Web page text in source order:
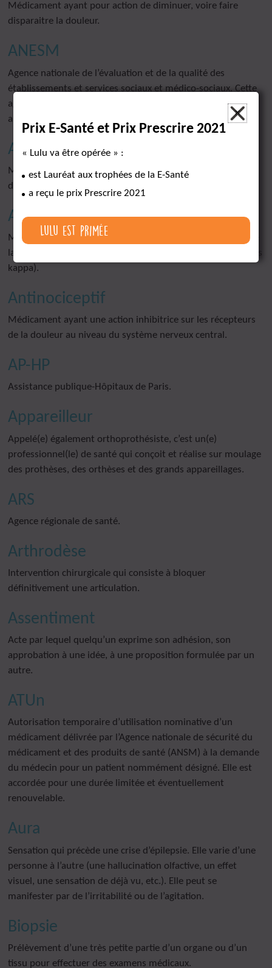
Médicament ayant pour action de diminuer, voire faire
disparaitre la douleur.
ANESM
Agence nationale de l’évaluation et de la qualité des
établissements et services sociaux et médico-sociaux. Cette
agence a fermé en 2018 pour rejoindre la HAS (Haute
autorité de santé).
Antalgique
Médicament ayant pour action de diminuer voir faire
disparaitre la douleur.
Antihyperalgésique
Médicament agissant sur des récepteurs très spécifiques de
la douleur au niveau du système nerveux central (récepteurs
kappa).
Antinociceptif
Médicament ayant une action inhibitrice sur les récepteurs
de la douleur au niveau du système nerveux central.
AP-HP
Assistance publique-Hôpitaux de Paris.
Appareilleur
Appelé(e) également orthoprothésiste, c’est un(e)
professionnel(le) de santé qui conçoit et réalise sur moulage
des prothèses, des orthèses et des grands appareillages.
ARS
Agence régionale de santé.
Arthrodèse
Intervention chirurgicale qui consiste à bloquer
définitivement une articulation.
Assentiment
Acte par lequel quelqu’un exprime son adhésion, son
approbation à une idée, à une proposition formulée par un
autre.
ATUn
Autorisation temporaire d’utilisation nominative d’un
médicament délivrée par l’Agence nationale de sécurité du
médicament et des produits de santé (ANSM) à la demande
du médecin pour un patient nommément désigné. Elle est
accordée pour une durée limitée et éventuellement
renouvelable.
Aura
Sensation qui précède une crise d’épilepsie. Elle varie d’une
personne à l’autre (une hallucination olfactive, un effet
visuel, une sensation de déjà vu, etc.). Elle peut se
manifester par de l’irritabilité ou de l’agitation.
Biopsie
Prélèvement d’une très petite partie d’un organe ou d’un
tissu pour effectuer des examens médicaux.
Prix E-Santé et Prix Prescrire 2021
« Lulu va être opérée » :
est Lauréat aux trophées de la E-Santé
a reçu le prix Prescrire 2021
Lulu est primée
×